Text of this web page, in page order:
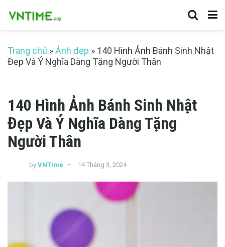
Trang chủ »Ảnh đẹp » 140 Hình Ảnh Bánh Sinh Nhật
Đẹp Và Ý Nghĩa Dàng Tặng Người Thân
140 Hình Ảnh Bánh Sinh Nhật
Đẹp Và Ý Nghĩa Dàng Tặng
Người Thân
by VNTime 14 Tháng 3, 2024